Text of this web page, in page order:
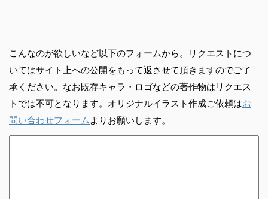
こんなのが欲しいなど以下のフォームから。リクエストにつ
いてはサイト上への公開をもって返させて頂きますのでご了
承ください。なお既存キャラ・ロゴなどの著作物はリクエス
トでは不可となります。オリジナルイラスト作成ご依頼はお
問い合わせフォーム よりお願いします。